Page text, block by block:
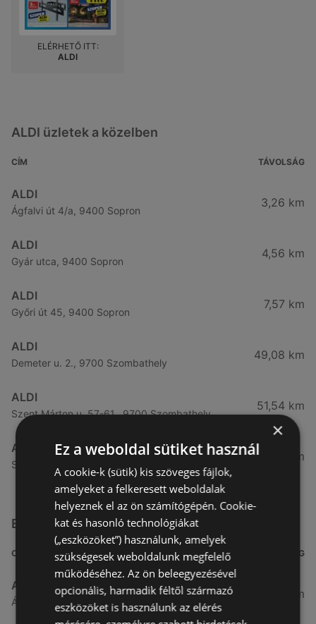
ELÉRHETŐ ITT:
ALDI
ALDI üzletek a közelben
CÍM TÁVOLSÁG
ALDI
Ágfalvi út 4/a, 9400 Sopron
3,26 km
ALDI
Gyár utca, 9400 Sopron
4,56 km
ALDI
Győri út 45, 9400 Sopron
7,57 km
ALDI
Demeter u. 2., 9700 Szombathely
49,08 km
ALDI
Szent Márton u. 57-61., 9700 Szombathely
51,54 km
ALDI
Szent Gellért u. 49., 9700 Szombathely
53,49 km
Egyéb Szupermarketek üzletek a közelben
CÍM TÁVOLSÁG
Aldi
Ágfalvi út 4/A., 9400 Sopron
3,26 km
×
Ez a weboldal sütiket használ
A cookie-k (sütik) kis szöveges fájlok,
amelyeket a felkeresett weboldalak
helyeznek el az ön számítógépén. Cookie-
kat és hasonló technológiákat
(„eszközöket”) használunk, amelyek
szükségesek weboldalunk megfelelő
működéséhez. Az ön beleegyezésével
opcionális, harmadik féltől származó
eszközöket is használunk az elérés